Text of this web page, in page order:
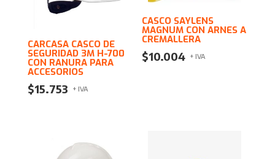
CARCASA CASCO DE
SEGURIDAD 3M H-700
CON RANURA PARA
ACCESORIOS
$15.753 + IVA
CASCO SAYLENS
MAGNUM CON ARNES A
CREMALLERA
$10.004 + IVA